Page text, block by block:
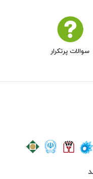
سوالات پرتکرار